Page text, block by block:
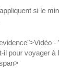
si le
-
il pour voyager à